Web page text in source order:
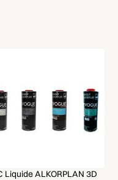
Liquide ALKORPLAN 3D